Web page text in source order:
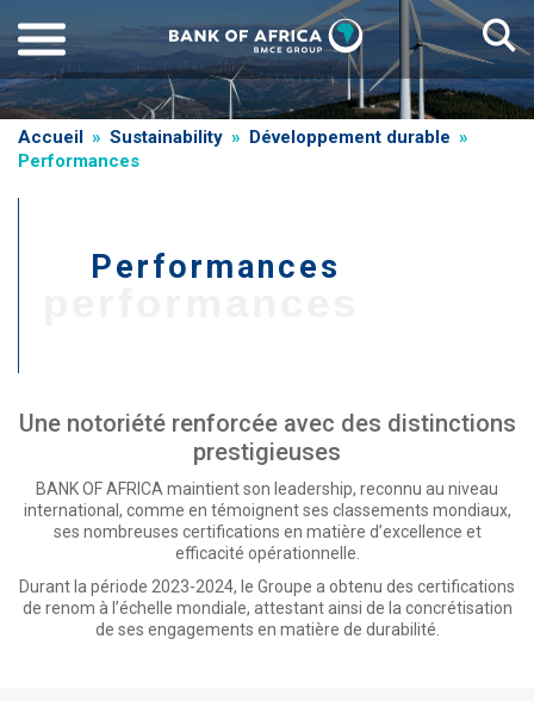
au
contenu
principal
Fil
Accueil Sustainability
Développement durable
Performances
Performances
e
e
g
a
d
Une notoriété renforcée avec des distinctions
prestigieuses
BANK OF AFRICA maintient son leadership, reconnu au niveau
international, comme en témoignent ses classements mondiaux,
ses nombreuses certifications en matière d’excellence et
efficacité opérationnelle.
Durant la période 2023-2024, le Groupe a obtenu des certifications
de renom à l’échelle mondiale, attestant ainsi de la concrétisation
de ses engagements en matière de durabilité.